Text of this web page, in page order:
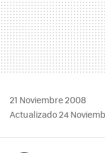
21 Noviembre 2008
Actualizado 24